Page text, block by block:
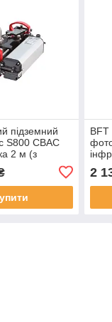
підземний
S800 CBAC
2 м (з
BFT
180
2